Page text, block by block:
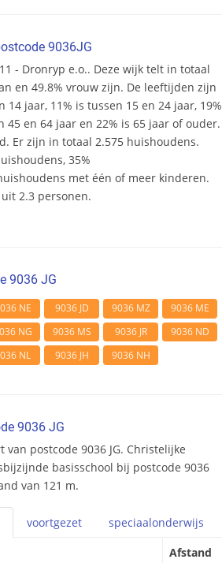
9036JG
- Dronryp e.o.. Deze wijk telt in totaal
en 49.8% vrouw zijn. De leeftijden zijn
jaar, 11% is tussen 15 en 24 jaar, 19%
45 en 64 jaar en 22% is 65 jaar of ouder.
Er zijn in totaal 2.575 huishoudens.
35%
met één of meer kinderen.
2.3 personen.
9036 JG
NE 9036 JD 9036 MZ
9036 ME
NG 9036 MS 9036 JR
9036 ND
NL 9036 JH 9036 NH
9036 JG
postcode 9036 JG. Christelijke
basisschool bij postcode 9036
van 121 m.
voortgezet speciaalonderwijs
Afstand